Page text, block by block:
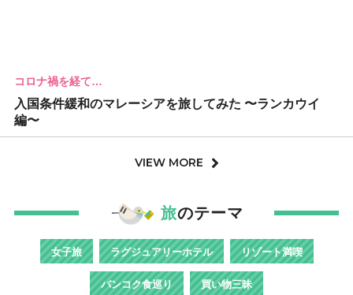
コロナ禍を経て…
入国条件緩和のマレーシアを旅してみた 〜ランカウイ
編〜
VIEW MORE
旅のテーマ
女子旅 ラグジュアリーホテル リゾート満喫
バンコク食巡り 買い物三昧